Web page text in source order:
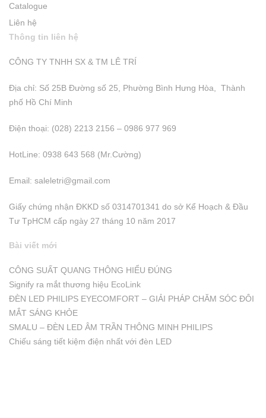
Catalogue
Liên hệ
Thông tin liên hệ
CÔNG TY TNHH SX & TM LÊ TRÍ
Địa chỉ: Số 25B Đường số 25, Phường Bình Hưng Hòa, Thành
phố Hồ Chí Minh
Điện thoại: (028) 2213 2156 – 0986 977 969
HotLine: 0938 643 568 (Mr.Cường)
Email: saleletri@gmail.com
Giấy chứng nhận ĐKKD số 0314701341 do sở Kể Hoạch & Đầu
Tư TpHCM cấp ngày 27 tháng 10 năm 2017
Bài viết mới
CÔNG SUẤT QUANG THÔNG HIỂU ĐÚNG
Signify ra mắt thương hiệu EcoLink
ĐÈN LED PHILIPS EYECOMFORT – GIẢI PHÁP CHĂM SÓC ĐÔI
MẮT SÁNG KHỎE
SMALU – ĐÈN LED ÂM TRẦN THÔNG MINH PHILIPS
Chiếu sáng tiết kiệm điện nhất với đèn LED